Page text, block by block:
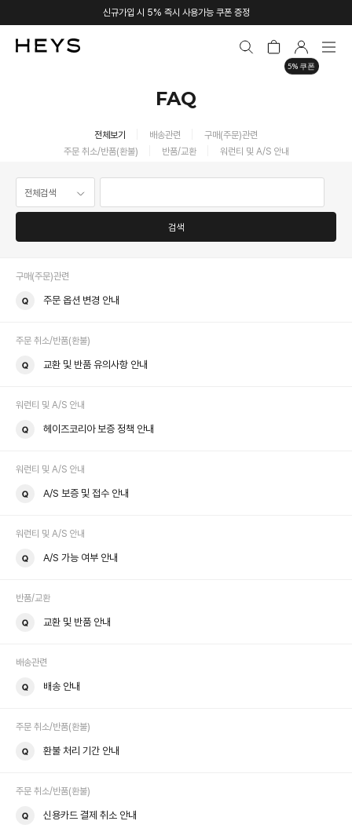
신규가입 시 5% 즉시 사용가능 쿠폰 증정
5% 쿠폰
FAQ
전체보기 배송관련
구매(주문)관련
주문 취소/반품(환불)
반품/교환 워런티 및 A/S 안내
검색
구매(주문)관련
주문 옵션 변경 안내
주문 취소/반품(환불)
교환 및 반품 유의사항 안내
워런티 및 A/S 안내
헤이즈코리아 보증 정책 안내
워런티 및 A/S 안내
A/S 보증 및 접수 안내
워런티 및 A/S 안내
A/S 가능 여부 안내
반품/교환
교환 및 반품 안내
배송관련
배송 안내
주문 취소/반품(환불)
환불 처리 기간 안내
주문 취소/반품(환불)
신용카드 결제 취소 안내